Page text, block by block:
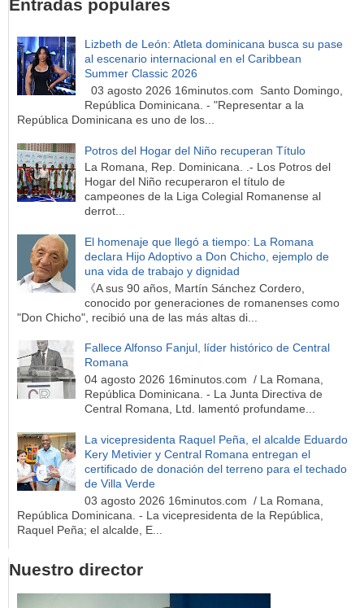
Entradas populares
Lizbeth de León: Atleta dominicana busca su pase
al escenario internacional en el Caribbean
Summer Classic 2026
03 agosto 2026 16minutos.com Santo Domingo,
República Dominicana. - "Representar a la
República Dominicana es uno de los...
Potros del Hogar del Niño recuperan Título
La Romana, Rep. Dominicana. .- Los Potros del
Hogar del Niño recuperaron el título de
campeones de la Liga Colegial Romanense al
derrot...
El homenaje que llegó a tiempo: La Romana
declara Hijo Adoptivo a Don Chicho, ejemplo de
una vida de trabajo y dignidad
《A sus 90 años, Martín Sánchez Cordero,
conocido por generaciones de romanenses como
"Don Chicho", recibió una de las más altas di...
Fallece Alfonso Fanjul, líder histórico de Central
Romana
04 agosto 2026 16minutos.com / La Romana,
República Dominicana. - La Junta Directiva de
Central Romana, Ltd. lamentó profundame...
La vicepresidenta Raquel Peña, el alcalde Eduardo
Kery Metivier y Central Romana entregan el
certificado de donación del terreno para el techado
de Villa Verde
03 agosto 2026 16minutos.com / La Romana,
República Dominicana. - La vicepresidenta de la República,
Raquel Peña; el alcalde, E...
Nuestro director